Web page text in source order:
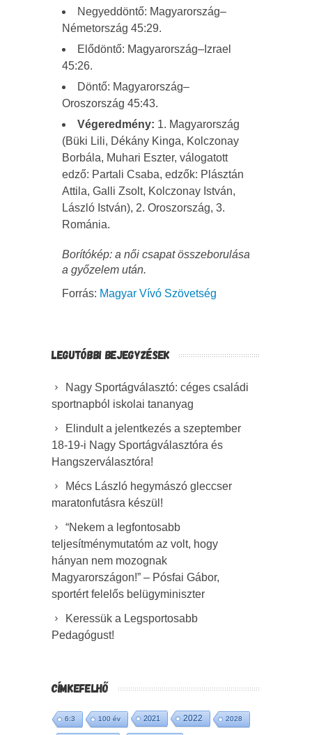
Negyeddöntő: Magyarország–
Németország 45:29.
Elődöntő: Magyarország–Izrael
45:26.
Döntő: Magyarország–
Oroszország 45:43.
Végeredmény: 1. Magyarország
(Büki Lili, Dékány Kinga, Kolczonay
Borbála, Muhari Eszter, válogatott
edző: Partali Csaba, edzők: Plásztán
Attila, Galli Zsolt, Kolczonay István,
László István), 2. Oroszország, 3.
Románia.
Borítókép: a női csapat összeborulása
a győzelem után.
Forrás: Magyar Vívó Szövetség
LEGUTÓBBI BEJEGYZÉSEK
Nagy Sportágválasztó: céges családi
sportnapból iskolai tananyag
Elindult a jelentkezés a szeptember
18-19-i Nagy Sportágválasztóra és
Hangszerválasztóra!
Mécs László hegymászó gleccser
maratonfutásra készül!
“Nekem a legfontosabb
teljesítménymutatóm az volt, hogy
hányan nem mozognak
Magyarországon!” – Pósfai Gábor,
sportért felelős belügyminiszter
Keressük a Legsportosabb
Pedagógust!
CÍMKEFELHŐ
6:3 100 év 2021 2022 2028